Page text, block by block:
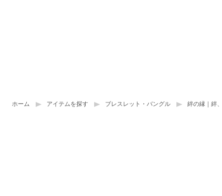
ホーム アイテムを探す ブレスレット・バングル 絆の縁｜絆